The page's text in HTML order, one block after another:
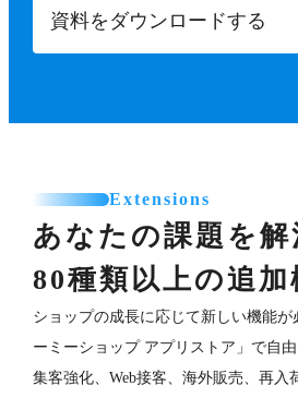
資料をダウンロードする
Extensions
あなたの課題を解
80種類以上の追加
ショップの成長に応じて新しい機能が
ーミーショップ アプリストア」で自由
集客強化、Web接客、海外販売、再入